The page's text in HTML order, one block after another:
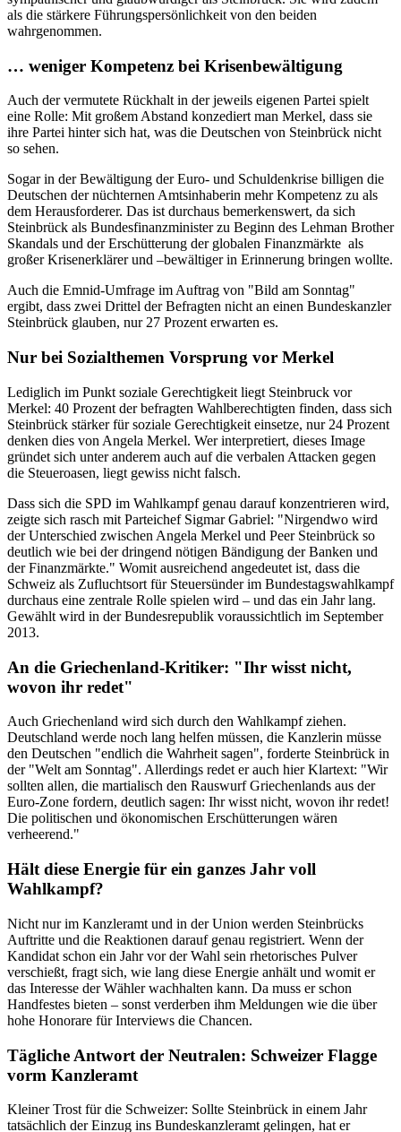
als die stärkere Führungspersönlichkeit von den beiden
wahrgenommen.
… weniger Kompetenz bei Krisenbewältigung
Auch der vermutete Rückhalt in der jeweils eigenen Partei spielt
eine Rolle: Mit großem Abstand konzediert man Merkel, dass sie
ihre Partei hinter sich hat, was die Deutschen von Steinbrück nicht
so sehen.
Sogar in der Bewältigung der Euro- und Schuldenkrise billigen die
Deutschen der nüchternen Amtsinhaberin mehr Kompetenz zu als
dem Herausforderer. Das ist durchaus bemerkenswert, da sich
Steinbrück als Bundesfinanzminister zu Beginn des Lehman Brother
Skandals und der Erschütterung der globalen Finanzmärkte als
großer Krisenerklärer und –bewältiger in Erinnerung bringen wollte.
Auch die Emnid-Umfrage im Auftrag von "Bild am Sonntag"
ergibt, dass zwei Drittel der Befragten nicht an einen Bundeskanzler
Steinbrück glauben, nur 27 Prozent erwarten es.
Nur bei Sozialthemen Vorsprung vor Merkel
Lediglich im Punkt soziale Gerechtigkeit liegt Steinbruck vor
Merkel: 40 Prozent der befragten Wahlberechtigten finden, dass sich
Steinbrück stärker für soziale Gerechtigkeit einsetze, nur 24 Prozent
denken dies von Angela Merkel. Wer interpretiert, dieses Image
gründet sich unter anderem auch auf die verbalen Attacken gegen
die Steueroasen, liegt gewiss nicht falsch.
Dass sich die SPD im Wahlkampf genau darauf konzentrieren wird,
zeigte sich rasch mit Parteichef Sigmar Gabriel: "Nirgendwo wird
der Unterschied zwischen Angela Merkel und Peer Steinbrück so
deutlich wie bei der dringend nötigen Bändigung der Banken und
der Finanzmärkte." Womit ausreichend angedeutet ist, dass die
Schweiz als Zufluchtsort für Steuersünder im Bundestagswahlkampf
durchaus eine zentrale Rolle spielen wird – und das ein Jahr lang.
Gewählt wird in der Bundesrepublik voraussichtlich im September
2013.
An die Griechenland-Kritiker: "Ihr wisst nicht,
wovon ihr redet"
Auch Griechenland wird sich durch den Wahlkampf ziehen.
Deutschland werde noch lang helfen müssen, die Kanzlerin müsse
den Deutschen "endlich die Wahrheit sagen", forderte Steinbrück in
der "Welt am Sonntag". Allerdings redet er auch hier Klartext: "Wir
sollten allen, die martialisch den Rauswurf Griechenlands aus der
Euro-Zone fordern, deutlich sagen: Ihr wisst nicht, wovon ihr redet!
Die politischen und ökonomischen Erschütterungen wären
verheerend."
Hält diese Energie für ein ganzes Jahr voll
Wahlkampf?
Nicht nur im Kanzleramt und in der Union werden Steinbrücks
Auftritte und die Reaktionen darauf genau registriert. Wenn der
Kandidat schon ein Jahr vor der Wahl sein rhetorisches Pulver
verschießt, fragt sich, wie lang diese Energie anhält und womit er
das Interesse der Wähler wachhalten kann. Da muss er schon
Handfestes bieten – sonst verderben ihm Meldungen wie die über
hohe Honorare für Interviews die Chancen.
Tägliche Antwort der Neutralen: Schweizer Flagge
vorm Kanzleramt
Kleiner Trost für die Schweizer: Sollte Steinbrück in einem Jahr
tatsächlich der Einzug ins Bundeskanzleramt gelingen, hat er